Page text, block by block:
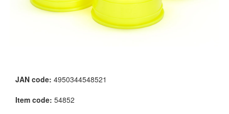
JAN code: 4950344548521
Item code: 54852